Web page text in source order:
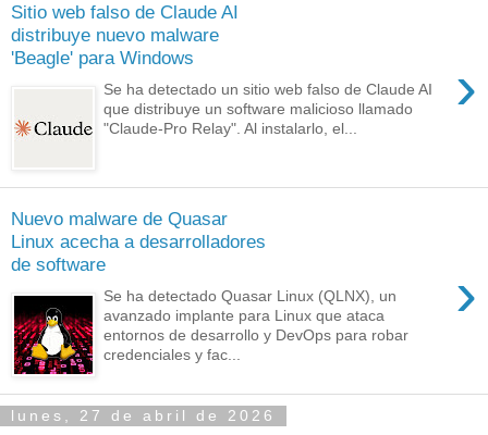
Sitio web falso de Claude AI
distribuye nuevo malware
'Beagle' para Windows
›
Se ha detectado un sitio web falso de Claude AI
que distribuye un software malicioso llamado
"Claude-Pro Relay". Al instalarlo, el...
Nuevo malware de Quasar
Linux acecha a desarrolladores
de software
›
Se ha detectado Quasar Linux (QLNX), un
avanzado implante para Linux que ataca
entornos de desarrollo y DevOps para robar
credenciales y fac...
lunes, 27 de abril de 2026